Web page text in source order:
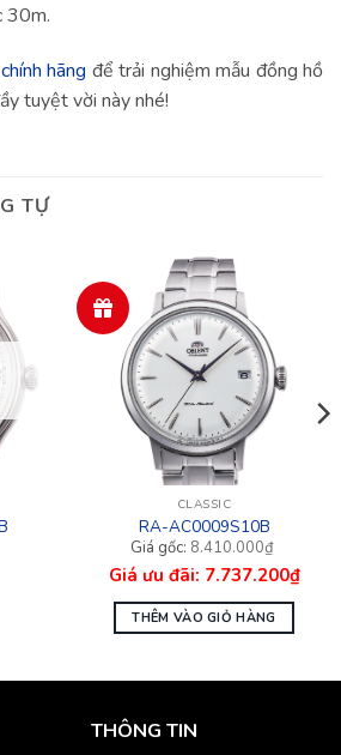
30m.
hãng để trải nghiệm mẫu đồng hồ
tuyệt vời này nhé!
TỰ
CLASSIC
RA-AC0009S10B
8.410.000₫
gốc
là: 7.737.200₫
hiện
tại
7.737.200₫.
THÊM VÀO GIỎ HÀNG
THÔNG TIN